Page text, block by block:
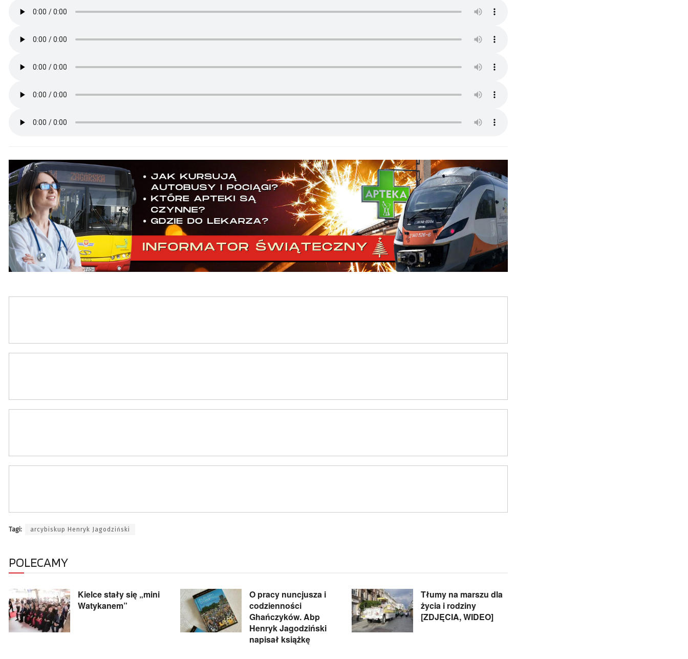
Tagi: arcybiskup Henryk Jagodziński
POLECAMY
Kielce stały się „mini
Watykanem”
O pracy nuncjusza i
codzienności
Ghańczyków. Abp
Henryk Jagodziński
napisał książkę
Tłumy na marszu dla
życia i rodziny
[ZDJĘCIA, WIDEO]